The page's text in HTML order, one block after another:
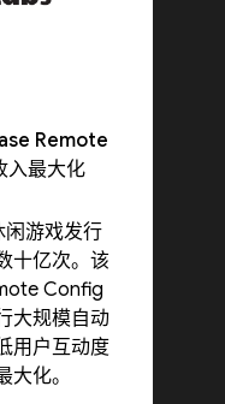
Remote
入最大化
游戏发行
十亿次。该
Config
大规模自动
用户互动度
化。